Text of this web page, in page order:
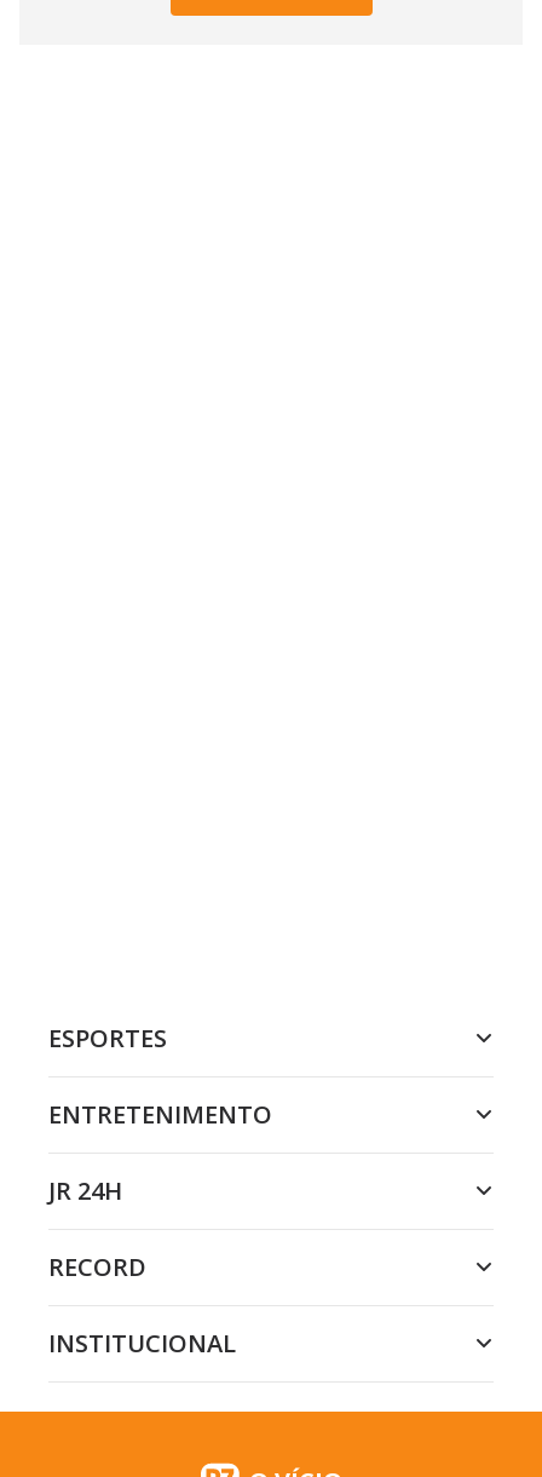
ESPORTES
ENTRETENIMENTO
JR 24H
RECORD
INSTITUCIONAL